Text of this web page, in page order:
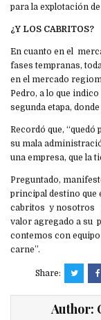
para la explotación
¿Y LOS CABRITOS?
En cuanto en el
fases tempranas,
en el mercado
Pedro, a lo que
segunda etapa,
Recordó que,
su mala
una empresa, que la
Preguntado,
principal destino que
cabritos y nosotros
valor agregado a su
contemos con
carne”.
Share:
Author: